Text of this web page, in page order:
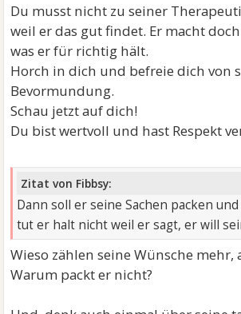
Du musst nicht zu seiner
weil er das gut findet. Er macht
was er für richtig hält.
Horch in dich und befreie dich von
Bevormundung.
Schau jetzt auf dich!
Du bist wertvoll und hast Respekt
Zitat von Fibbsy:
Dann soll er seine Sachen packen
tut er halt nicht weil er sagt, er will
Wieso zählen seine Wünsche mehr,
Warum packt er nicht?